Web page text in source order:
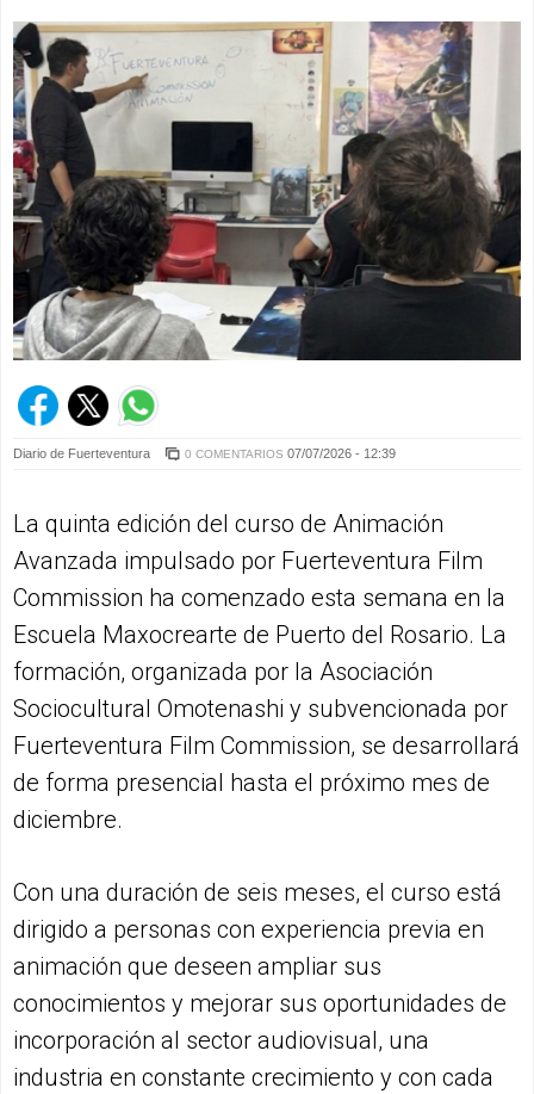
Diario de Fuerteventura 0 COMENTARIOS 07/07/2026 - 12:39
La quinta edición del curso de Animación
Avanzada impulsado por Fuerteventura Film
Commission ha comenzado esta semana en la
Escuela Maxocrearte de Puerto del Rosario. La
formación, organizada por la Asociación
Sociocultural Omotenashi y subvencionada por
Fuerteventura Film Commission, se desarrollará
de forma presencial hasta el próximo mes de
diciembre.
Con una duración de seis meses, el curso está
dirigido a personas con experiencia previa en
animación que deseen ampliar sus
conocimientos y mejorar sus oportunidades de
incorporación al sector audiovisual, una
industria en constante crecimiento y con cada